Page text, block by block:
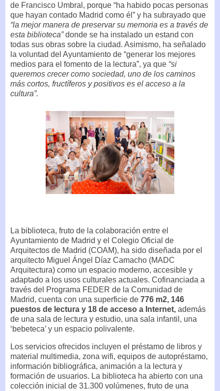
de Francisco Umbral, porque “ha habido pocas personas
que hayan contado Madrid como él” y ha subrayado que
“la mejor manera de preservar su memoria es a través de
esta biblioteca”donde se ha instalado un estand con
todas sus obras sobre la ciudad. Asimismo, ha señalado
la voluntad del Ayuntamiento de “generar los mejores
medios para el fomento de la lectura”, ya que “si
queremos crecer como sociedad, uno de los caminos
más cortos, fructíferos y positivos es el acceso a la
cultura”.
La biblioteca, fruto de la colaboración entre el
Ayuntamiento de Madrid y el Colegio Oficial de
Arquitectos de Madrid (COAM), ha sido diseñada por el
arquitecto Miguel Ángel Díaz Camacho (MADC
Arquitectura) como un espacio moderno, accesible y
adaptado a los usos culturales actuales. Cofinanciada a
través del Programa FEDER de la Comunidad de
Madrid, cuenta con una superficie de 776 m2, 146
puestos de lectura y 18 de acceso a Internet, además
de una sala de lectura y estudio, una sala infantil, una
‘bebeteca’ y un espacio polivalente.
Los servicios ofrecidos incluyen el préstamo de libros y
material multimedia, zona wifi, equipos de autopréstamo,
información bibliográfica, animación a la lectura y
formación de usuarios. La biblioteca ha abierto con una
colección inicial de 31.300 volúmenes, fruto de una